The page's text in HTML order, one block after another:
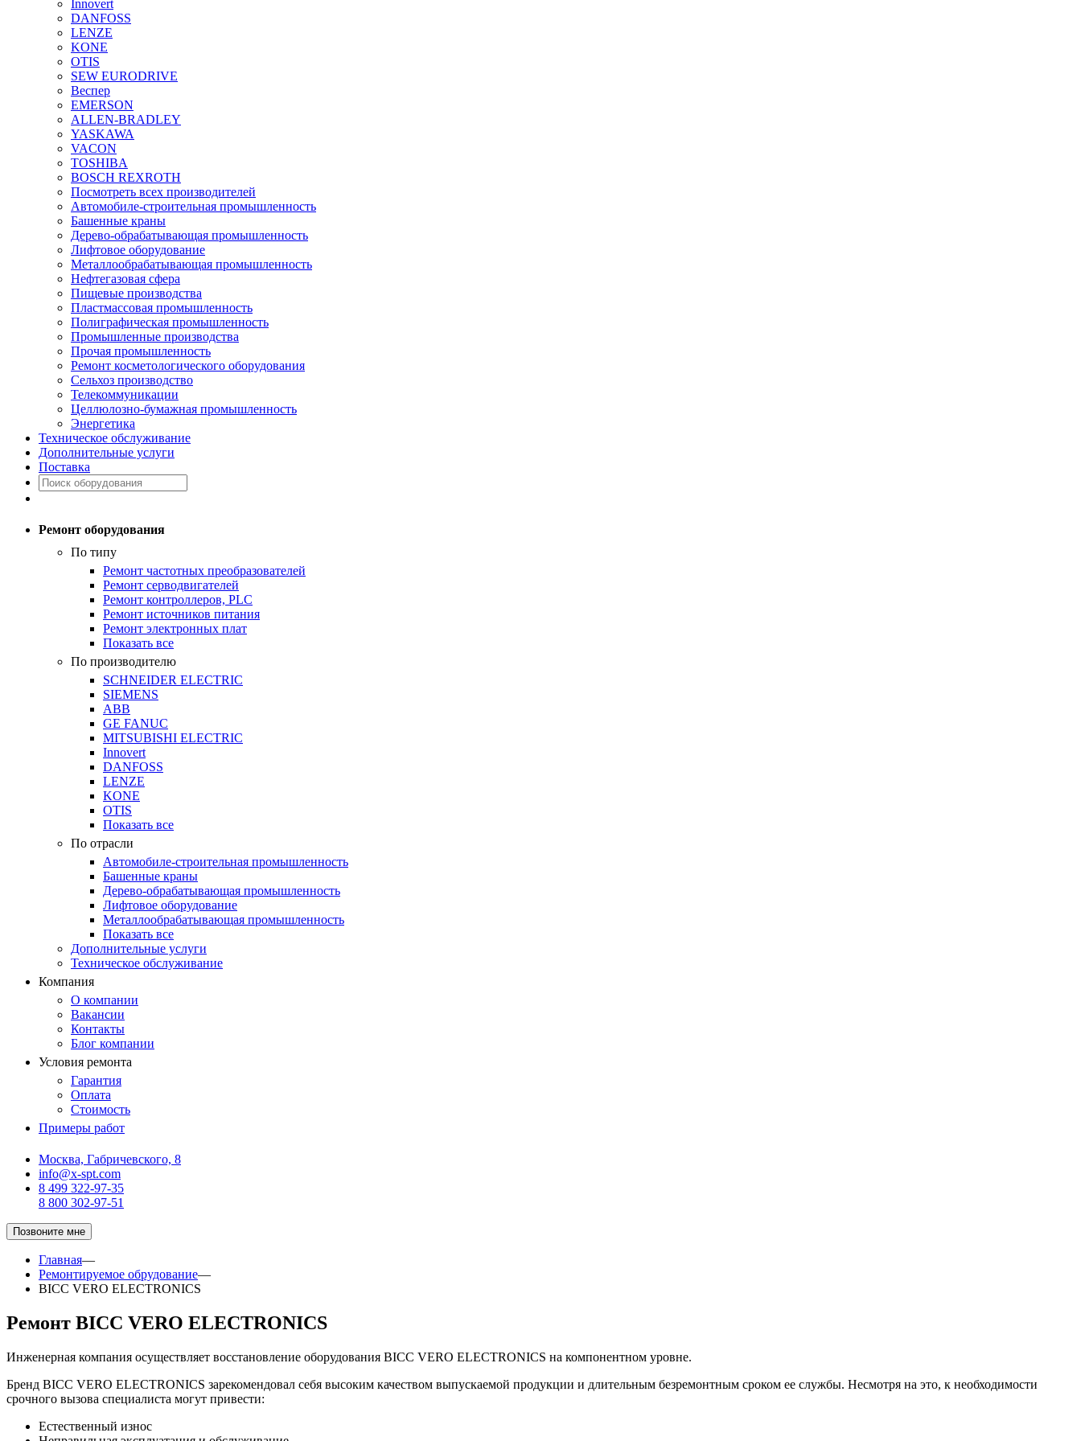
Innovert
DANFOSS
LENZE
KONE
OTIS
SEW EURODRIVE
Веспер
EMERSON
ALLEN-BRADLEY
YASKAWA
VACON
TOSHIBA
BOSCH REXROTH
Посмотреть всех производителей
Автомобиле-строительная промышленность
Башенные краны
Дерево-обрабатывающая промышленность
Лифтовое оборудование
Металлообрабатывающая промышленность
Нефтегазовая сфера
Пищевые производства
Пластмассовая промышленность
Полиграфическая промышленность
Промышленные производства
Прочая промышленность
Ремонт косметологического оборудования
Сельхоз производство
Телекоммуникации
Целлюлозно-бумажная промышленность
Энергетика
Техническое обслуживание
Дополнительные услуги
Поставка
Ремонт оборудования
По типу
Ремонт частотных преобразователей
Ремонт серводвигателей
Ремонт контроллеров, PLC
Ремонт источников питания
Ремонт электронных плат
Показать все
По производителю
SCHNEIDER ELECTRIC
SIEMENS
ABB
GE FANUC
MITSUBISHI ELECTRIC
Innovert
DANFOSS
LENZE
KONE
OTIS
Показать все
По отрасли
Автомобиле-строительная промышленность
Башенные краны
Дерево-обрабатывающая промышленность
Лифтовое оборудование
Металлообрабатывающая промышленность
Показать все
Дополнительные услуги
Техническое обслуживание
Компания
О компании
Вакансии
Контакты
Блог компании
Условия ремонта
Гарантия
Оплата
Стоимость
Примеры работ
Москва, Габричевского, 8
info@x-spt.com
8 499 322-97-35
8 800 302-97-51
Позвоните мне
Главная—
Ремонтируемое обрудование—
BICC VERO ELECTRONICS
Ремонт BICC VERO ELECTRONICS
Инженерная компания осуществляет восстановление оборудования BICC VERO ELECTRONICS на компонентном уровне.
Бренд BICC VERO ELECTRONICS зарекомендовал себя высоким качеством выпускаемой продукции и длительным безремонтным сроком ее службы. Несмотря на это, к необходимости
срочного вызова специалиста могут привести:
Естественный износ